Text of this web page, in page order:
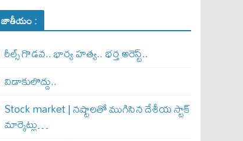
జాతీయం :
రీల్స్ గొడవ.. భార్య హత్య.. భర్త అరెస్ట్..
విడాకులొద్దు..
Stock market | నష్టాలతో ముగిసిన దేశీయ స్టాక్
మార్కెట్లు…